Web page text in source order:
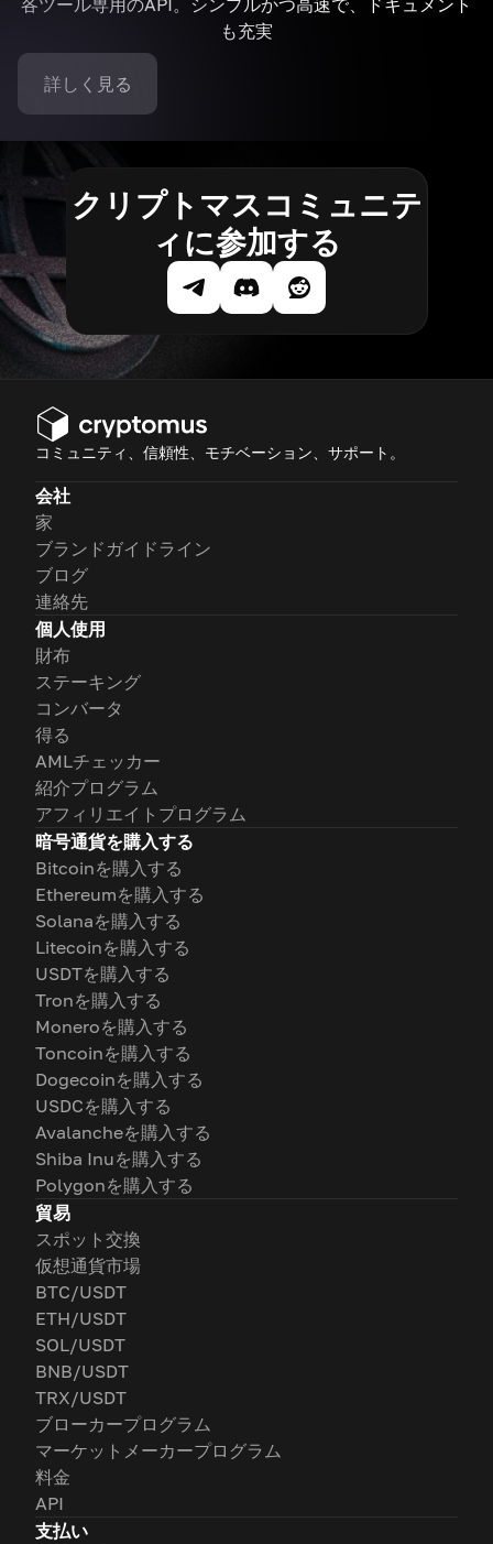
各ツール専用のAPI。シンプルかつ高速で、ドキュメント
も充実
詳しく見る
クリプトマスコミュニテ
ィに参加する
コミュニティ、信頼性、モチベーション、サポート。
会社
家
ブランドガイドライン
ブログ
連絡先
個人使用
財布
ステーキング
コンバータ
得る
AMLチェッカー
紹介プログラム
アフィリエイトプログラム
暗号通貨を購入する
Bitcoinを購入する
Ethereumを購入する
Solanaを購入する
Litecoinを購入する
USDTを購入する
Tronを購入する
Moneroを購入する
Toncoinを購入する
Dogecoinを購入する
USDCを購入する
Avalancheを購入する
Shiba Inuを購入する
Polygonを購入する
貿易
スポット交換
仮想通貨市場
BTC/USDT
ETH/USDT
SOL/USDT
BNB/USDT
TRX/USDT
ブローカープログラム
マーケットメーカープログラム
料金
API
支払い